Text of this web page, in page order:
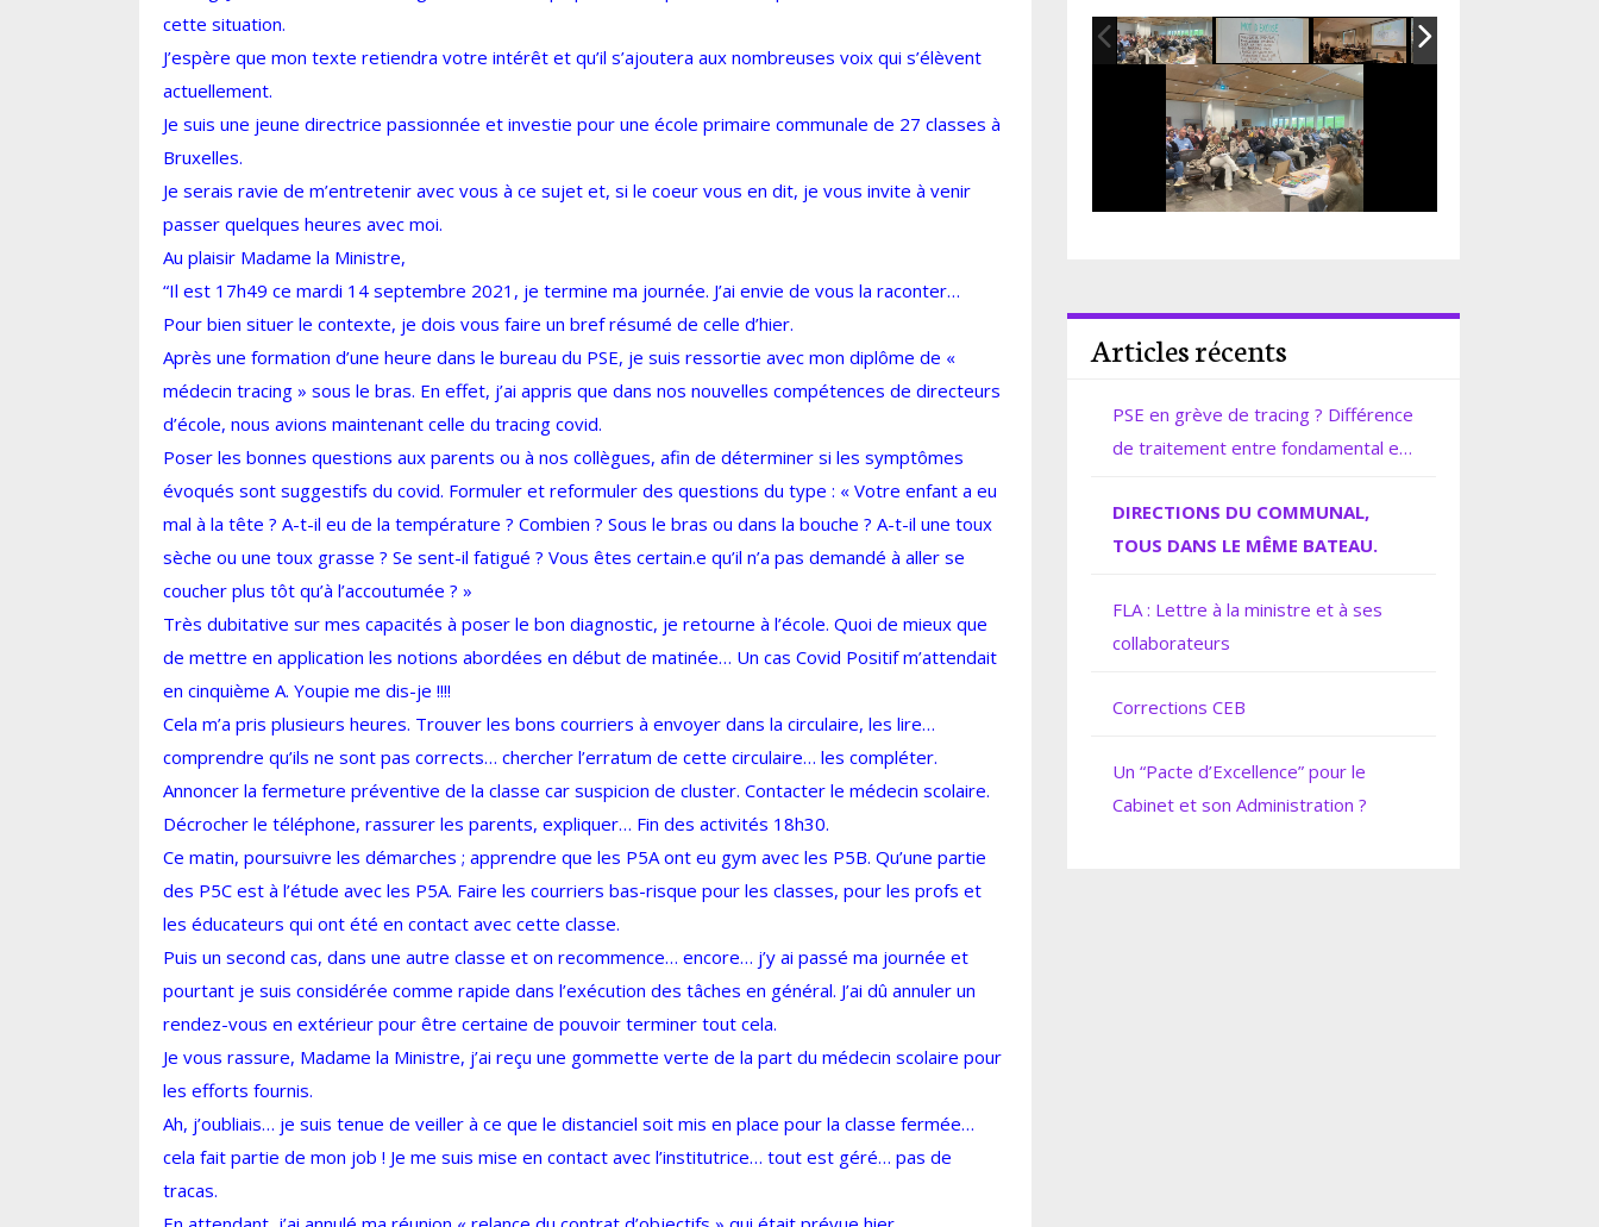
cette situation.
J’espère que mon texte retiendra votre intérêt et qu’il s’ajoutera aux nombreuses voix qui s’élèvent
actuellement.
Je suis une jeune directrice passionnée et investie pour une école primaire communale de 27 classes à
Bruxelles.
Je serais ravie de m’entretenir avec vous à ce sujet et, si le coeur vous en dit, je vous invite à venir
passer quelques heures avec moi.
Au plaisir Madame la Ministre,
“Il est 17h49 ce mardi 14 septembre 2021, je termine ma journée. J’ai envie de vous la raconter…
Pour bien situer le contexte, je dois vous faire un bref résumé de celle d’hier.
Après une formation d’une heure dans le bureau du PSE, je suis ressortie avec mon diplôme de «
médecin tracing » sous le bras. En effet, j’ai appris que dans nos nouvelles compétences de directeurs
d’école, nous avions maintenant celle du tracing covid.
Poser les bonnes questions aux parents ou à nos collègues, afin de déterminer si les symptômes
évoqués sont suggestifs du covid. Formuler et reformuler des questions du type : « Votre enfant a eu
mal à la tête ? A-t-il eu de la température ? Combien ? Sous le bras ou dans la bouche ? A-t-il une toux
sèche ou une toux grasse ? Se sent-il fatigué ? Vous êtes certain.e qu’il n’a pas demandé à aller se
coucher plus tôt qu’à l’accoutumée ? »
Très dubitative sur mes capacités à poser le bon diagnostic, je retourne à l’école. Quoi de mieux que
de mettre en application les notions abordées en début de matinée… Un cas Covid Positif m’attendait
en cinquième A. Youpie me dis-je !!!!
Cela m’a pris plusieurs heures. Trouver les bons courriers à envoyer dans la circulaire, les lire…
comprendre qu’ils ne sont pas corrects… chercher l’erratum de cette circulaire… les compléter.
Annoncer la fermeture préventive de la classe car suspicion de cluster. Contacter le médecin scolaire.
Décrocher le téléphone, rassurer les parents, expliquer… Fin des activités 18h30.
Ce matin, poursuivre les démarches ; apprendre que les P5A ont eu gym avec les P5B. Qu’une partie
des P5C est à l’étude avec les P5A. Faire les courriers bas-risque pour les classes, pour les profs et
les éducateurs qui ont été en contact avec cette classe.
Puis un second cas, dans une autre classe et on recommence… encore… j’y ai passé ma journée et
pourtant je suis considérée comme rapide dans l’exécution des tâches en général. J’ai dû annuler un
rendez-vous en extérieur pour être certaine de pouvoir terminer tout cela.
Je vous rassure, Madame la Ministre, j’ai reçu une gommette verte de la part du médecin scolaire pour
les efforts fournis.
Ah, j’oubliais… je suis tenue de veiller à ce que le distanciel soit mis en place pour la classe fermée…
cela fait partie de mon job ! Je me suis mise en contact avec l’institutrice… tout est géré… pas de
tracas.
Articles récents
PSE en grève de tracing ? Différence
de traitement entre fondamental et
DIRECTIONS DU COMMUNAL,
TOUS DANS LE MÊME BATEAU.
FLA : Lettre à la ministre et à ses
collaborateurs
Corrections CEB
Un “Pacte d’Excellence” pour le
Cabinet et son Administration ?